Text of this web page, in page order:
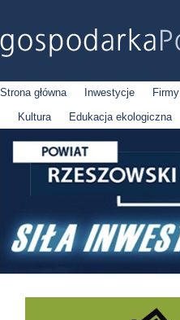
Strona główna Inwestycje Firmy
Kultura
Edukacja ekologiczna